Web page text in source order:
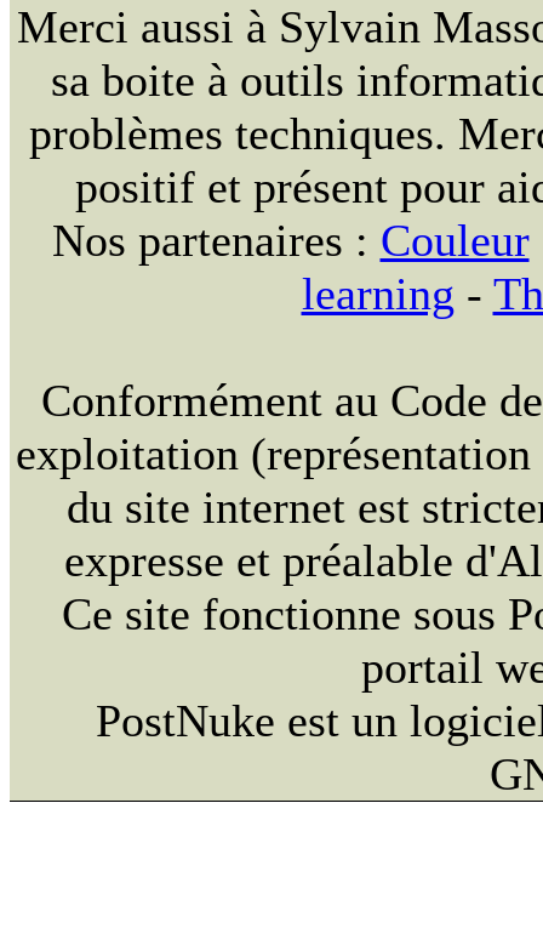
Merci aussi à Sylvain
sa boite à outils
problèmes techniques.
positif et présent pour
Nos partenaires : Couleur
learning -
Conformément au Code
exploitation
du site internet est
expresse et préalable
Ce site fonctionne sous
portail
PostNuke est un